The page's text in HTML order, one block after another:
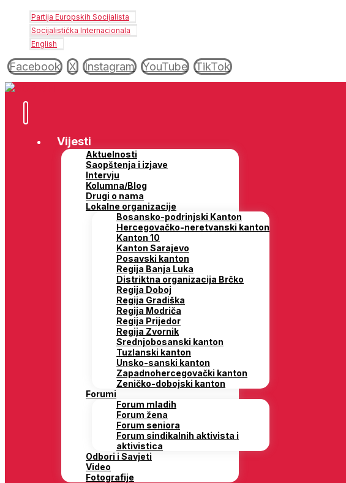
Partija Europskih Socijalista
Socijalistička Internacionala
English
Facebook X Instagram YouTube TikTok
Vijesti
Aktuelnosti
Saopštenja i izjave
Intervju
Kolumna/Blog
Drugi o nama
Lokalne organizacije
Bosansko-podrinjski Kanton
Hercegovačko-neretvanski kanton
Kanton 10
Kanton Sarajevo
Posavski kanton
Regija Banja Luka
Distriktna organizacija Brčko
Regija Doboj
Regija Gradiška
Regija Modriča
Regija Prijedor
Regija Zvornik
Srednjobosanski kanton
Tuzlanski kanton
Unsko-sanski kanton
Zapadnohercegovački kanton
Zeničko-dobojski kanton
Forumi
Forum mladih
Forum žena
Forum seniora
Forum sindikalnih aktivista i
aktivistica
Odbori i Savjeti
Video
Fotografije